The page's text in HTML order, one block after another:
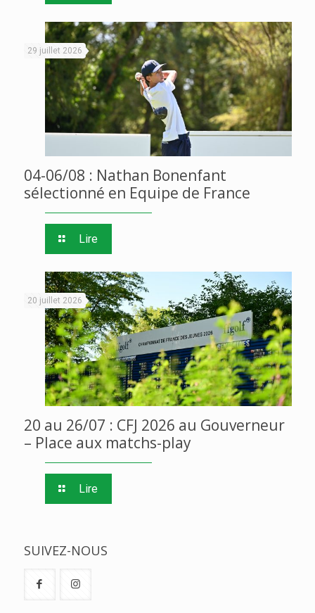
29 juillet 2026
04-06/08 : Nathan Bonenfant
sélectionné en Equipe de France
Lire
20 juillet 2026
20 au 26/07 : CFJ 2026 au Gouverneur
– Place aux matchs-play
Lire
SUIVEZ-NOUS